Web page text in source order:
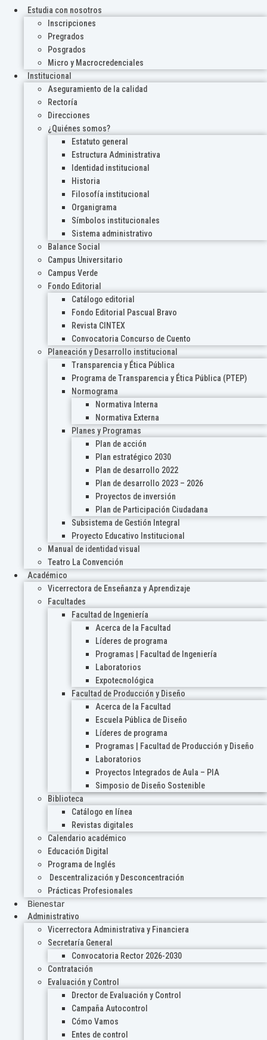
Estudia con nosotros
Inscripciones
Pregrados
Posgrados
Micro y Macrocredenciales
Institucional
Aseguramiento de la calidad
Rectoría
Direcciones
¿Quiénes somos?
Estatuto general
Estructura Administrativa
Identidad institucional
Historia
Filosofía institucional
Organigrama
Símbolos institucionales
Sistema administrativo
Balance Social
Campus Universitario
Campus Verde
Fondo Editorial
Catálogo editorial
Fondo Editorial Pascual Bravo
Revista CINTEX
Convocatoria Concurso de Cuento
Planeación y Desarrollo institucional
Transparencia y Ética Pública
Programa de Transparencia y Ética Pública (PTEP)
Normograma
Normativa Interna
Normativa Externa
Planes y Programas
Plan de acción
Plan estratégico 2030
Plan de desarrollo 2022
Plan de desarrollo 2023 – 2026
Proyectos de inversión
Plan de Participación Ciudadana
Subsistema de Gestión Integral
Proyecto Educativo Institucional
Manual de identidad visual
Teatro La Convención
Académico
Vicerrectora de Enseñanza y Aprendizaje
Facultades
Facultad de Ingeniería
Acerca de la Facultad
Líderes de programa
Programas | Facultad de Ingeniería
Laboratorios
Expotecnológica
Facultad de Producción y Diseño
Acerca de la Facultad
Escuela Pública de Diseño
Líderes de programa
Programas | Facultad de Producción y Diseño
Laboratorios
Proyectos Integrados de Aula – PIA
Simposio de Diseño Sostenible
Biblioteca
Catálogo en línea
Revistas digitales
Calendario académico
Educación Digital
Programa de Inglés
Descentralización y Desconcentración
Prácticas Profesionales
Bienestar
Administrativo
Vicerrectora Administrativa y Financiera
Secretaría General
Convocatoria Rector 2026-2030
Contratación
Evaluación y Control
Drector de Evaluación y Control
Campaña Autocontrol
Cómo Vamos
Entes de control